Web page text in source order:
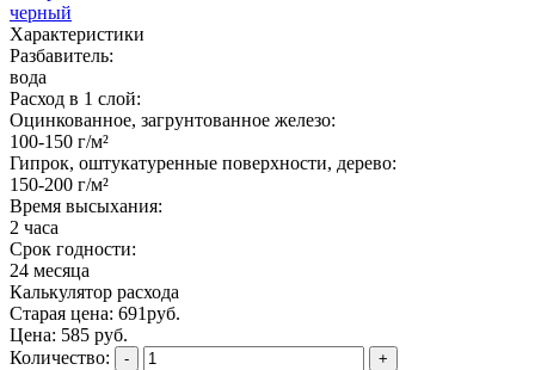
черный
Характеристики
Разбавитель:
вода
Расход в 1 слой:
Оцинкованное, загрунтованное железо:
100-150 г/м²
Гипрок, оштукатуренные поверхности, дерево:
150-200 г/м²
Время высыхания:
2 часа
Срок годности:
24 месяца
Калькулятор расхода
Старая цена: 691руб.
Цена: 585 руб.
Количество:
-
+